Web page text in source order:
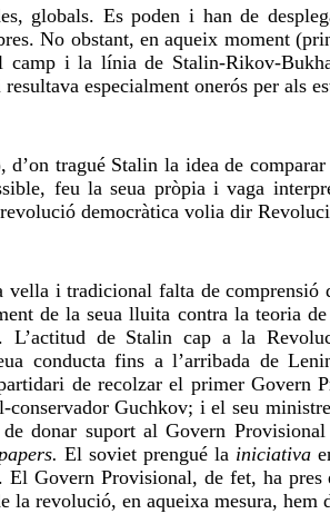
globals. Es poden i han de
No obstant, en aqueix moment
camp i la línia de Stalin-Rikov-
especialment onerós per als
tragué Stalin la idea de
feu la seua pròpia i vaga
democràtica volia dir
i tradicional falta de
de la seua lluita contra la teoria
L’actitud de Stalin cap a la
conducta fins a l’arribada de
de recolzar el primer
conservador Guchkov; i el seu
donar suport al Govern
El soviet prengué la iniciativa
El Govern Provisional, de fet, ha pres
la revolució, en aqueixa mesura, hem